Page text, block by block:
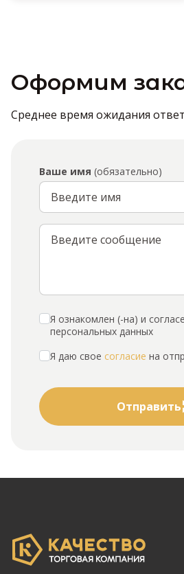
Оформим
Среднее время ожидания
Ваше имя (обязательно)
Я ознакомлен (-на) и
персональных данных
Я даю свое согласие на
Отправить